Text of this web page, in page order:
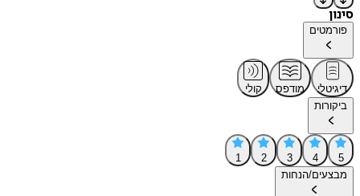
סינון
פורמטים
דיגיטלי מודפס
קולי
ביקורות
5
4
3
2
1
מבצעים/הנחות